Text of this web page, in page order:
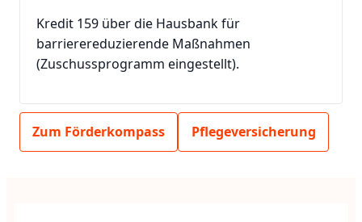
Kredit 159 über die Hausbank für
barrierereduzierende Maßnahmen
(Zuschussprogramm eingestellt).
Zum Förderkompass Pflegeversicherung